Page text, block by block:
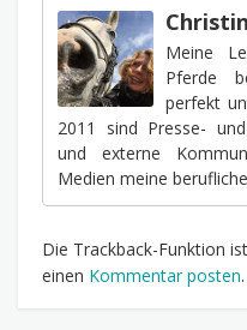
Meine
Pferde
perfekt
2011 sind Presse-
und externe
Medien meine
Die Trackback-Funktion
einen Kommentar posten.